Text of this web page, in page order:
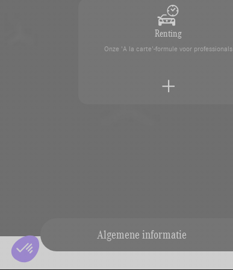
Algemene informatie
Renting
Onze 'A la carte'-formule voor professionals